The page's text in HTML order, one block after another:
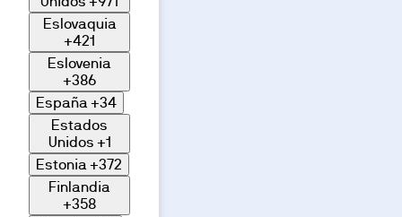
Eslovaquia
+421
Eslovenia
+386
España+34
Estados
Unidos +1
Estonia+372
Finlandia
+358